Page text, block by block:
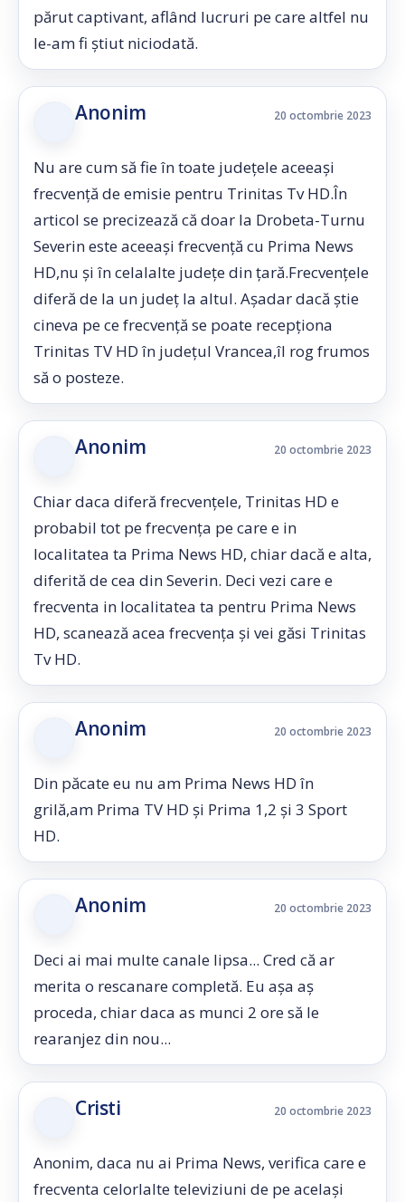
părut captivant, aflând lucruri pe care altfel nu
le-am fi știut niciodată.
Anonim 20 octombrie 2023
Nu are cum să fie în toate județele aceeași
frecvență de emisie pentru Trinitas Tv HD.În
articol se precizează că doar la Drobeta-Turnu
Severin este aceeași frecvență cu Prima News
HD,nu și în celalalte județe din țară.Frecvențele
diferă de la un județ la altul. Așadar dacă știe
cineva pe ce frecvență se poate recepționa
Trinitas TV HD în județul Vrancea,îl rog frumos
să o posteze.
Anonim 20 octombrie 2023
Chiar daca diferă frecvențele, Trinitas HD e
probabil tot pe frecvența pe care e in
localitatea ta Prima News HD, chiar dacă e alta,
diferită de cea din Severin. Deci vezi care e
frecventa in localitatea ta pentru Prima News
HD, scanează acea frecvența și vei găsi Trinitas
Tv HD.
Anonim 20 octombrie 2023
Din păcate eu nu am Prima News HD în
grilă,am Prima TV HD și Prima 1,2 și 3 Sport
HD.
Anonim 20 octombrie 2023
Deci ai mai multe canale lipsa... Cred că ar
merita o rescanare completă. Eu așa aș
proceda, chiar daca as munci 2 ore să le
rearanjez din nou...
Cristi 20 octombrie 2023
Anonim, daca nu ai Prima News, verifica care e
frecventa celorlalte televiziuni de pe același